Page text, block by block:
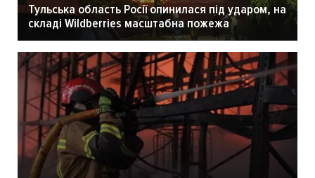
Тульська область Росії опинилася під ударом, на
складі Wildberries масштабна пожежа